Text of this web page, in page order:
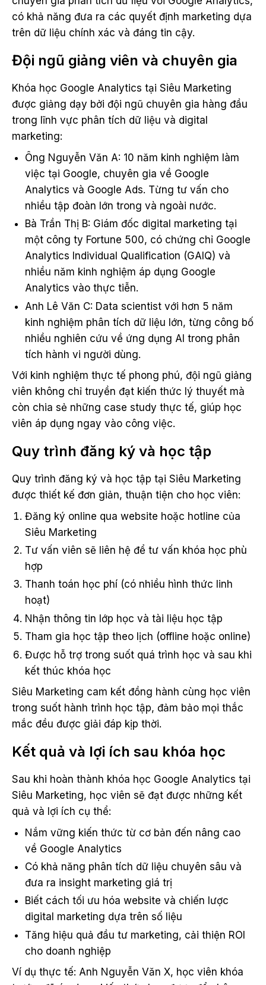
có khả năng đưa ra các quyết định marketing dựa
trên dữ liệu chính xác và đáng tin cậy.
Đội ngũ giảng viên và chuyên gia
Khóa học Google Analytics tại Siêu Marketing
được giảng dạy bởi đội ngũ chuyên gia hàng đầu
trong lĩnh vực phân tích dữ liệu và digital
marketing:
Ông Nguyễn Văn A: 10 năm kinh nghiệm làm
việc tại Google, chuyên gia về Google
Analytics và Google Ads. Từng tư vấn cho
nhiều tập đoàn lớn trong và ngoài nước.
Bà Trần Thị B: Giám đốc digital marketing tại
một công ty Fortune 500, có chứng chỉ Google
Analytics Individual Qualification (GAIQ) và
nhiều năm kinh nghiệm áp dụng Google
Analytics vào thực tiễn.
Anh Lê Văn C: Data scientist với hơn 5 năm
kinh nghiệm phân tích dữ liệu lớn, từng công bố
nhiều nghiên cứu về ứng dụng AI trong phân
tích hành vi người dùng.
Với kinh nghiệm thực tế phong phú, đội ngũ giảng
viên không chỉ truyền đạt kiến thức lý thuyết mà
còn chia sẻ những case study thực tế, giúp học
viên áp dụng ngay vào công việc.
Quy trình đăng ký và học tập
Quy trình đăng ký và học tập tại Siêu Marketing
được thiết kế đơn giản, thuận tiện cho học viên:
Đăng ký online qua website hoặc hotline của
Siêu Marketing
Tư vấn viên sẽ liên hệ để tư vấn khóa học phù
hợp
Thanh toán học phí (có nhiều hình thức linh
hoạt)
Nhận thông tin lớp học và tài liệu học tập
Tham gia học tập theo lịch (offline hoặc online)
Được hỗ trợ trong suốt quá trình học và sau khi
kết thúc khóa học
Siêu Marketing cam kết đồng hành cùng học viên
trong suốt hành trình học tập, đảm bảo mọi thắc
mắc đều được giải đáp kịp thời.
Kết quả và lợi ích sau khóa học
Sau khi hoàn thành khóa học Google Analytics tại
Siêu Marketing, học viên sẽ đạt được những kết
quả và lợi ích cụ thể:
Nắm vững kiến thức từ cơ bản đến nâng cao
về Google Analytics
Có khả năng phân tích dữ liệu chuyên sâu và
đưa ra insight marketing giá trị
Biết cách tối ưu hóa website và chiến lược
digital marketing dựa trên số liệu
Tăng hiệu quả đầu tư marketing, cải thiện ROI
cho doanh nghiệp
Ví dụ thực tế: Anh Nguyễn Văn X, học viên khóa